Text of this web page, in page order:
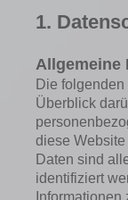
1.
Allgemeine
Die
Überblick
diese
Daten sind
identifiziert